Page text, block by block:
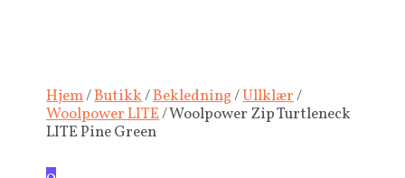
Hjem/Butikk/Bekledning/Ullklær/
Woolpower LITE/ Woolpower Zip Turtleneck
LITE Pine Green